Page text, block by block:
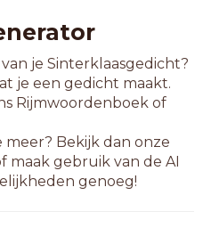
je Sinterklaasgedicht?
je een gedicht maakt.
Rijmwoordenboek of
meer? Bekijk dan onze
maak gebruik van de AI
genoeg!